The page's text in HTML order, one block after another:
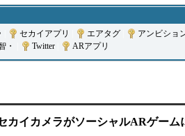
セカイアプリ エアタグ アンビショ
・ Twitter ARアプリ
カイカメラがソーシャルARゲー